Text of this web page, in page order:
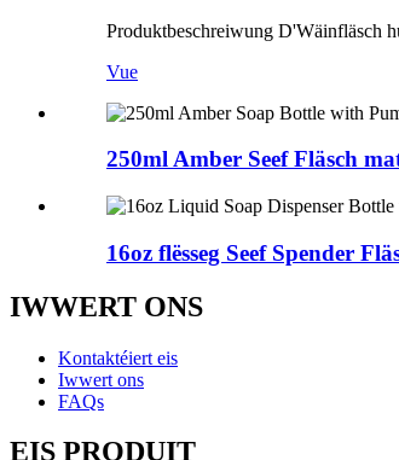
Produktbeschreiwung D'Wäinfläsch
Vue
250ml Amber Seef Fläsch
16oz flësseg Seef Spender
IWWERT ONS
Kontaktéiert eis
Iwwert ons
FAQs
EIS PRODUIT